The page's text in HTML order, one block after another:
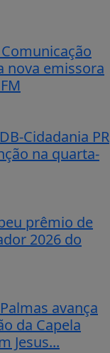
nova emissora
Cidadania PR
na quarta-
prêmio de
2026 do
avança
da Capela
Jesus...